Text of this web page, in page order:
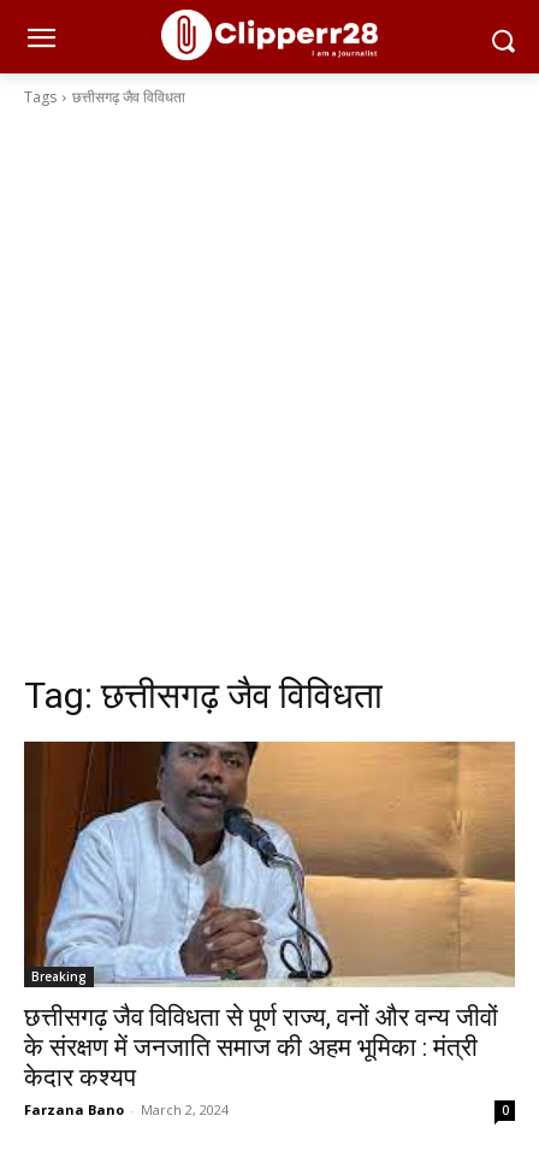
Tags छत्तीसगढ़ जैव विविधता
Tag:छत्तीसगढ़ जैव विविधता
Breaking
छत्तीसगढ़ जैव विविधता से पूर्ण राज्य, वनों और वन्य जीवों
के संरक्षण में जनजाति समाज की अहम भूमिका : मंत्री
केदार कश्यप
Farzana Bano - March 2, 2024 0